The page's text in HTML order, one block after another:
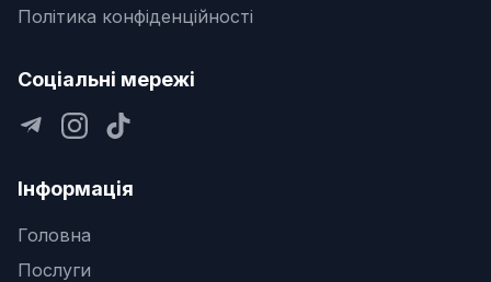
Політика конфіденційності
Соціальні мережі
Інформація
Головна
Послуги